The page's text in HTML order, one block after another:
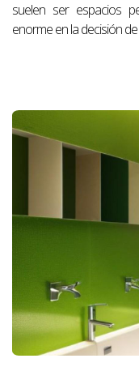
suelen ser espacios
enorme en la decisión